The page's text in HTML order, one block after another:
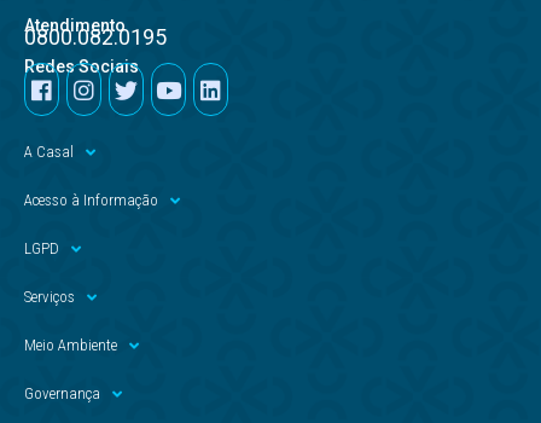
Atendimento
0800.082.0195
Redes Sociais
A Casal
Acesso à Informação
LGPD
Serviços
Meio Ambiente
Governança